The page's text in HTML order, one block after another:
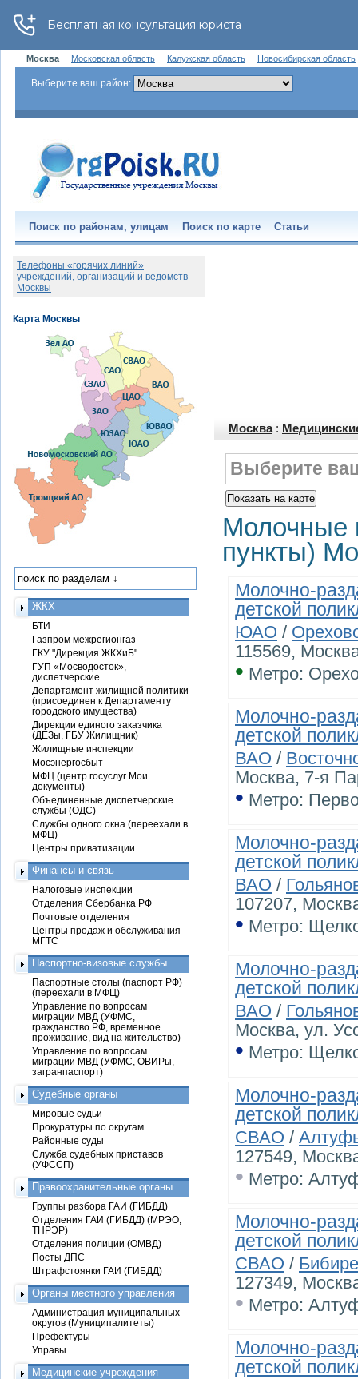
Москва Московская область Калужская область Новосибирская область
Выберите ваш район:
Поиск по районам, улицам Поиск по карте Статьи
Москва:
Выберите
Молочные
пункты)
Молочно-
детской
ЮАО /
115569,
• Метро:
Молочно-
детской
ВАО /
Москва, 7-я
• Метро:
Молочно-
детской
ВАО /
107207,
• Метро:
Молочно-
детской
ВАО /
Москва, ул.
• Метро:
Молочно-
детской
СВАО /
127549,
• Метро:
Молочно-
детской
СВАО /
127349,
• Метро:
Молочно-
детской
Телефоны «горячих линий»
учреждений, организаций и ведомств
Москвы
ЖКХ
БТИ
Газпром межрегионгаз
ГКУ "Дирекция ЖКХиБ"
ГУП «Мосводосток»,
диспетчерские
Департамент жилищной политики
(присоединен к Департаменту
городского имущества)
Дирекции единого заказчика
(ДЕЗы, ГБУ Жилищник)
Жилищные инспекции
Мосэнергосбыт
МФЦ (центр госуслуг Мои
документы)
Объединенные диспетчерские
службы (ОДС)
Службы одного окна (переехали в
МФЦ)
Центры приватизации
Финансы и связь
Налоговые инспекции
Отделения Сбербанка РФ
Почтовые отделения
Центры продаж и обслуживания
МГТС
Паспортно-визовые службы
Паспортные столы (паспорт РФ)
(переехали в МФЦ)
Управление по вопросам
миграции МВД (УФМС,
гражданство РФ, временное
проживание, вид на жительство)
Управление по вопросам
миграции МВД (УФМС, ОВИРы,
загранпаспорт)
Судебные органы
Мировые судьи
Прокуратуры по округам
Районные суды
Служба судебных приставов
(УФССП)
Правоохранительные органы
Группы разбора ГАИ (ГИБДД)
Отделения ГАИ (ГИБДД) (МРЭО,
ТНРЭР)
Отделения полиции (ОМВД)
Посты ДПС
Штрафстоянки ГАИ (ГИБДД)
Органы местного управления
Администрация муниципальных
округов (Муниципалитеты)
Префектуры
Управы
Медицинские учреждения